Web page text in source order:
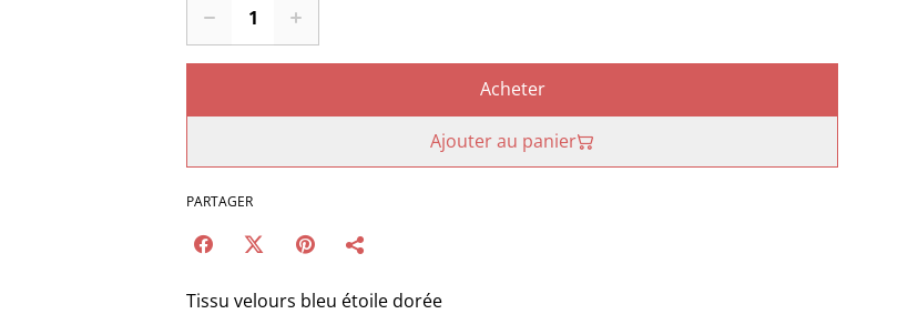
Acheter
Ajouter au panier
PARTAGER
Tissu velours bleu étoile dorée